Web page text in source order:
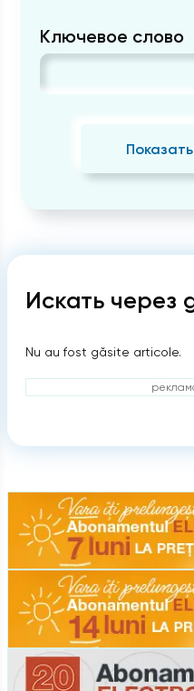
Ключевое слово
Искать через
Nu au fost găsite articole.